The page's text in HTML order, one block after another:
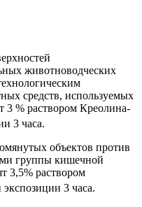
животноводческих
средств, используемых
3 % раствором Креолина-
3 часа.
объектов против
группы кишечной
3,5% раствором
экспозиции 3 часа.